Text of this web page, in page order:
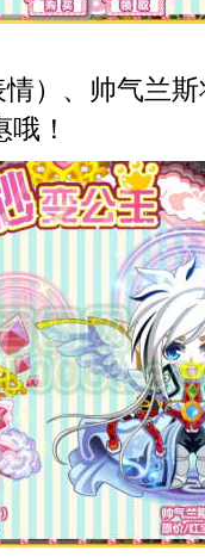
）、帅气兰
！